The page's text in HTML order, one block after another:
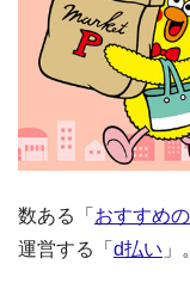
数ある「 おすすめ
運営する「 d払い 」。